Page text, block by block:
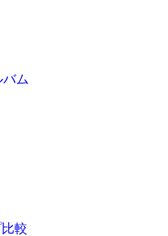
ム
較